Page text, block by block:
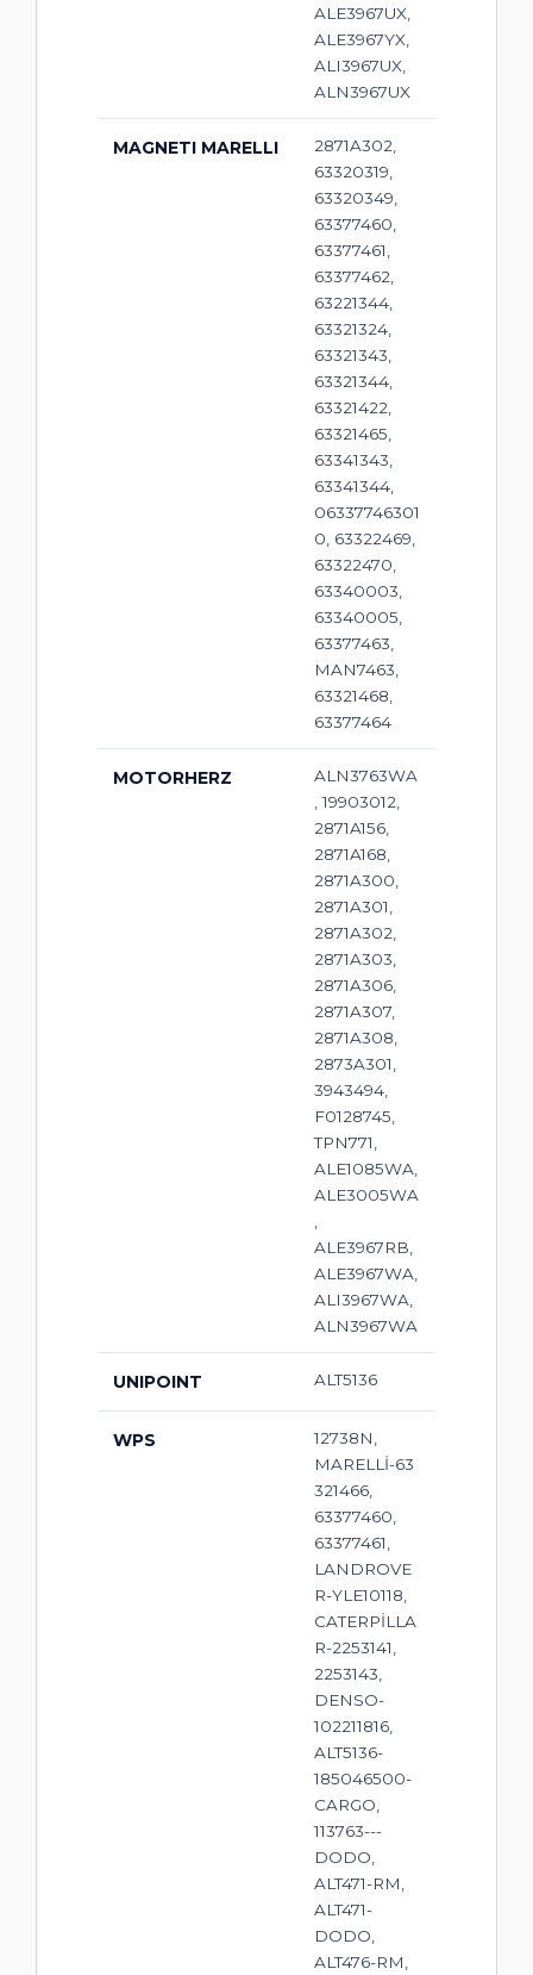
ALE3967UX,
ALE3967YX,
ALI3967UX,
ALN3967UX
MAGNETI MARELLI
2871A302,
63320319,
63320349,
63377460,
63377461,
63377462,
63221344,
63321324,
63321343,
63321344,
63321422,
63321465,
63341343,
63341344,
06337746301
0, 63322469,
63322470,
63340003,
63340005,
63377463,
MAN7463,
63321468,
63377464
MOTORHERZ
ALN3763WA
, 19903012,
2871A156,
2871A168,
2871A300,
2871A301,
2871A302,
2871A303,
2871A306,
2871A307,
2871A308,
2873A301,
3943494,
F0128745,
TPN771,
ALE1085WA,
ALE3005WA
ALE3967RB,
ALE3967WA,
ALI3967WA,
ALN3967WA
UNIPOINT ALT5136
WPS
12738N,
MARELLİ-63
321466,
63377460,
63377461,
LANDROVE
R-YLE10118,
CATERPİLLA
R-2253141,
2253143,
DENSO-
102211816,
ALT5136-
185046500-
CARGO,
113763---
DODO,
ALT471-RM,
ALT471-
DODO,
ALT476-RM,